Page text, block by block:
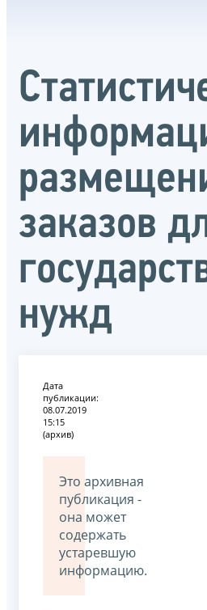
заказов
нужд
Дата
публикации:
08.07.2019
15:15
(архив)
Это архивная
публикация -
она может
содержать
устаревшую
информацию.